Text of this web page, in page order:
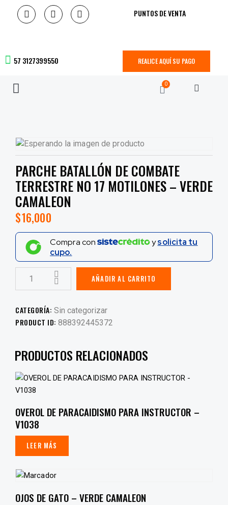
PUNTOS DE VENTA
57 3127399550 REALICE AQUÍ SU PAGO
0
PARCHE BATALLÓN DE COMBATE
TERRESTRE NO 17 MOTILONES – VERDE
CAMALEON
$16,000
Compra con ysolicita tu
cupo.
AÑADIR AL CARRITO
CATEGORÍA: Sin categorizar
PRODUCT ID: 888392445372
PRODUCTOS RELACIONADOS
OVEROL DE PARACAIDISMO PARA INSTRUCTOR –
V1038
LEER MÁS
OJOS DE GATO – VERDE CAMALEON